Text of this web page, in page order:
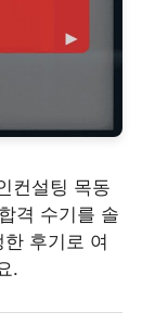
컨설팅 목동
격 수기를 솔
후기로 여
.